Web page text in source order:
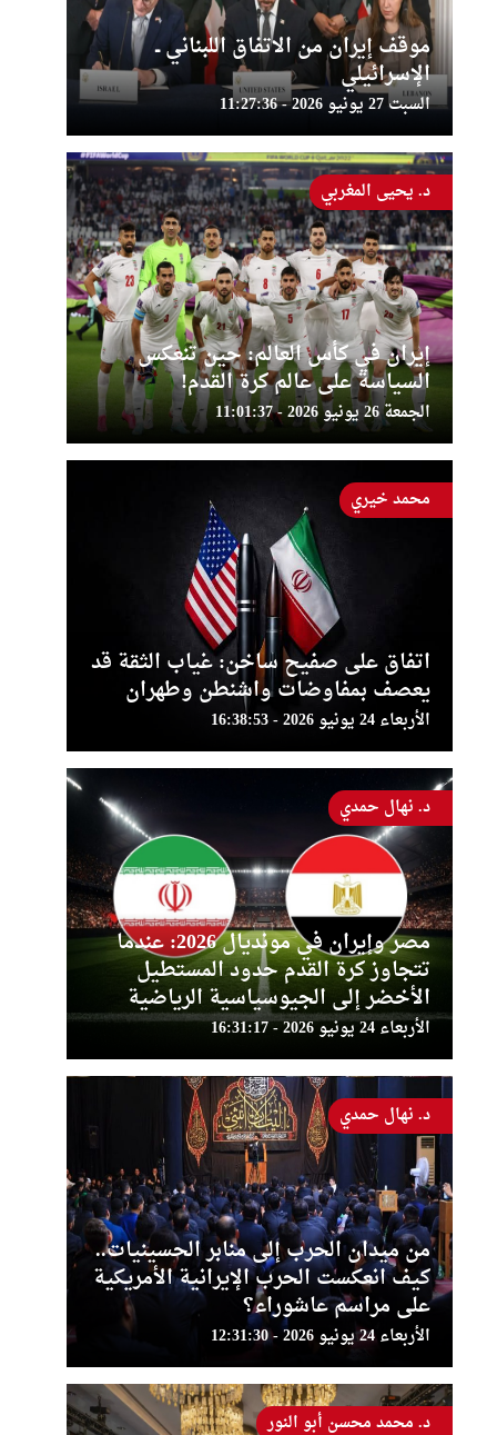
موقف إيران من الاتفاق اللبناني ــ
الإسرائيلي
السبت 27 يونيو 2026 - 11:27:36
إيران في كأس العالم: حين تنعكس
السياسة على عالم كرة القدم!
الجمعة 26 يونيو 2026 - 11:01:37
د. يحيى المغربي
اتفاق على صفيح ساخن: غياب الثقة قد
يعصف بمفاوضات واشنطن وطهران
الأربعاء 24 يونيو 2026 - 16:38:53
محمد خيري
مصر وإيران في مونديال 2026: عندما
تتجاوز كرة القدم حدود المستطيل
الأخضر إلى الجيوسياسية الرياضية
الأربعاء 24 يونيو 2026 - 16:31:17
د. نهال حمدي
من ميدان الحرب إلى منابر الحسينيات..
كيف انعكست الحرب الإيرانية الأمريكية
على مراسم عاشوراء؟
الأربعاء 24 يونيو 2026 - 12:31:30
د. نهال حمدي
د. محمد محسن أبو النور